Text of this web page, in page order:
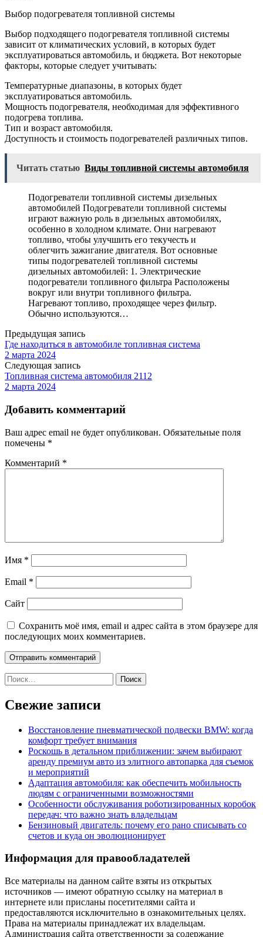
Выбор подогревателя топливной системы
Выбор подходящего подогревателя топливной системы
зависит от климатических условий, в которых будет
эксплуатироваться автомобиль, и бюджета. Вот некоторые
факторы, которые следует учитывать:
Температурные диапазоны, в которых будет
эксплуатироваться автомобиль.
Мощность подогревателя, необходимая для эффективного
подогрева топлива.
Тип и возраст автомобиля.
Доступность и стоимость подогревателей различных типов.
Читать статью Виды топливной системы автомобиля
Подогреватели топливной системы дизельных
автомобилей Подогреватели топливной системы
играют важную роль в дизельных автомобилях,
особенно в холодном климате. Они нагревают
топливо, чтобы улучшить его текучесть и
облегчить зажигание двигателя. Вот основные
типы подогревателей топливной системы
дизельных автомобилей: 1. Электрические
подогреватели топливного фильтра Расположены
вокруг или внутри топливного фильтра.
Нагревают топливо, проходящее через фильтр.
Обычно используются…
Предыдущая запись
Где находиться в автомобиле топливная система
2 марта 2024
Следующая запись
Топливная система автомобиля 2112
2 марта 2024
Добавить комментарий
Ваш адрес email не будет опубликован. Обязательные поля
помечены *
Комментарий *
Имя *
Email *
Сайт
Сохранить моё имя, email и адрес сайта в этом браузере для
последующих моих комментариев.
Найти:
Свежие записи
Восстановление пневматической подвески BMW: когда
комфорт требует внимания
Роскошь в детальном приближении: зачем выбирают
аренду премиум авто из элитного автопарка для съемок
и мероприятий
Адаптация автомобиля: как обеспечить мобильность
людям с ограниченными возможностями
Особенности обслуживания роботизированных коробок
передач: что важно знать владельцам
Бензиновый двигатель: почему его рано списывать со
счетов и куда он эволюционирует
Информация для правообладателей
Все материалы на данном сайте взяты из открытых
источников — имеют обратную ссылку на материал в
интернете или присланы посетителями сайта и
предоставляются исключительно в ознакомительных целях.
Права на материалы принадлежат их владельцам.
Администрация сайта ответственности за содержание